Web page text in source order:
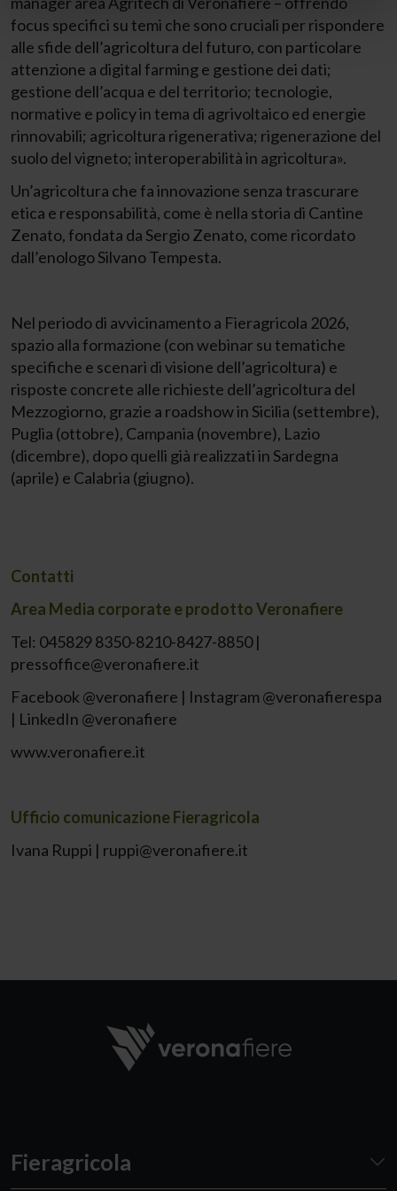
focus specifici su temi che sono cruciali per rispondere
alle sfide dell’agricoltura del futuro, con particolare
attenzione a digital farming e gestione dei dati;
gestione dell’acqua e del territorio; tecnologie,
normative e policy in tema di agrivoltaico ed energie
rinnovabili; agricoltura rigenerativa; rigenerazione del
suolo del vigneto; interoperabilità in agricoltura».
Un’agricoltura che fa innovazione senza trascurare
etica e responsabilità, come è nella storia di Cantine
Zenato, fondata da Sergio Zenato, come ricordato
dall’enologo Silvano Tempesta.
Nel periodo di avvicinamento a Fieragricola 2026,
spazio alla formazione (con webinar su tematiche
specifiche e scenari di visione dell’agricoltura) e
risposte concrete alle richieste dell’agricoltura del
Mezzogiorno, grazie a roadshow in Sicilia (settembre),
Puglia (ottobre), Campania (novembre), Lazio
(dicembre), dopo quelli già realizzati in Sardegna
(aprile) e Calabria (giugno).
Contatti
Area Media corporate e prodotto Veronafiere
Tel: 045829 8350-8210-8427-8850 |
pressoffice@veronafiere.it
Facebook @veronafiere | Instagram @veronafierespa
| LinkedIn @veronafiere
www.veronafiere.it
Ufficio comunicazione Fieragricola
Ivana Ruppi | ruppi@veronafiere.it
Fieragricola